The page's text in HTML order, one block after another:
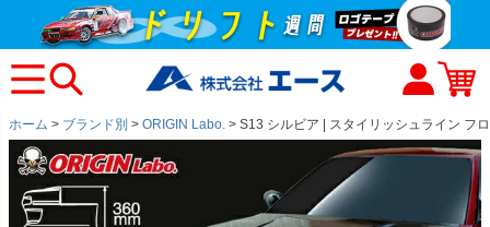
ホーム ブランド別 ORIGIN Labo. S13 シルビア | スタイリッシュライン フ